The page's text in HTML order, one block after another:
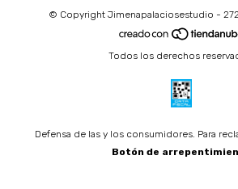
© Copyright Jimenapalaciosestudio -
Todos los derechos
Defensa de las y los consumidores. Para
Botón de